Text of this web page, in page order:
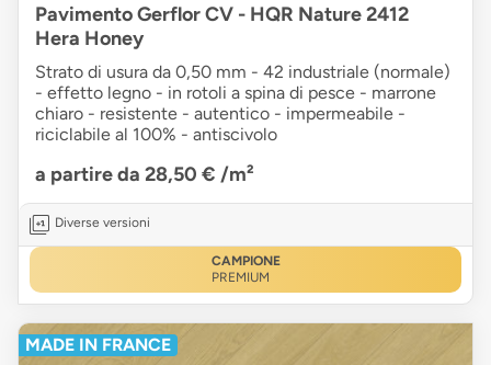
Pavimento Gerflor CV - HQR Nature 2412
Hera Honey
Strato di usura da 0,50 mm - 42 industriale (normale)
- effetto legno - in rotoli a spina di pesce - marrone
chiaro - resistente - autentico - impermeabile -
riciclabile al 100% - antiscivolo
a partire da 28,50 € /m²
Diverse versioni
CAMPIONE
PREMIUM
MADE IN FRANCE